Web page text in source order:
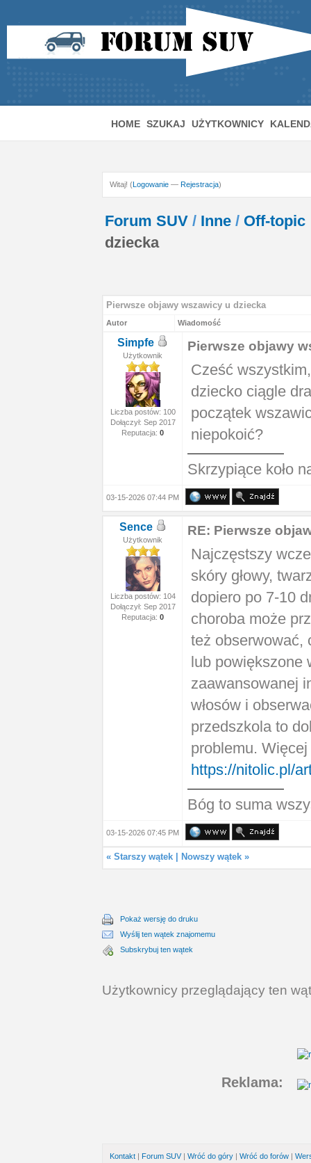
HOME SZUKAJ UŻYTKOWNICY
Witaj! (Logowanie — Rejestracja)
Forum SUV / Inne / Off-topic
dziecka
Pierwsze objawy wszawicy u dziecka
Autor Wiadomość
Simpfe
Użytkownik
Liczba postów: 100
Dołączył: Sep 2017
Reputacja: 0
Pierwsze objawy
Cześć
dziecko ciągle
początek
niepokoić?
Skrzypiące koło
03-15-2026 07:44 PM
Sence
Użytkownik
Liczba postów: 104
Dołączył: Sep 2017
Reputacja: 0
RE: Pierwsze
Najczęstszy
skóry głowy,
dopiero po 7-10
choroba może
też obserwować,
lub powiększone
zaawansowanej
włosów i
przedszkola to
problemu.
https://nitolic.pl/
Bóg to suma
03-15-2026 07:45 PM
« Starszy wątek Nowszy wątek »
Pokaż wersję do druku
Wyślij ten wątek znajomemu
Subskrybuj ten wątek
Użytkownicy przeglądający ten
Reklama:
Kontakt | Forum SUV| Wróć do góry | Wróć do forów |